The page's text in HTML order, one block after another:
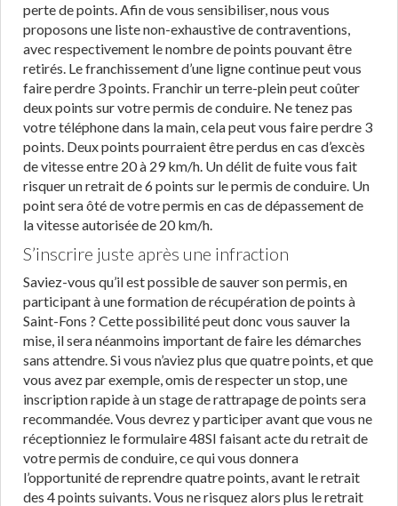
perte de points. Afin de vous sensibiliser, nous vous
proposons une liste non-exhaustive de contraventions,
avec respectivement le nombre de points pouvant être
retirés. Le franchissement d’une ligne continue peut vous
faire perdre 3 points. Franchir un terre-plein peut coûter
deux points sur votre permis de conduire. Ne tenez pas
votre téléphone dans la main, cela peut vous faire perdre 3
points. Deux points pourraient être perdus en cas d’excès
de vitesse entre 20 à 29 km/h. Un délit de fuite vous fait
risquer un retrait de 6 points sur le permis de conduire. Un
point sera ôté de votre permis en cas de dépassement de
la vitesse autorisée de 20 km/h.
S’inscrire juste après une infraction
Saviez-vous qu’il est possible de sauver son permis, en
participant à une formation de récupération de points à
Saint-Fons ? Cette possibilité peut donc vous sauver la
mise, il sera néanmoins important de faire les démarches
sans attendre. Si vous n’aviez plus que quatre points, et que
vous avez par exemple, omis de respecter un stop, une
inscription rapide à un stage de rattrapage de points sera
recommandée. Vous devrez y participer avant que vous ne
réceptionniez le formulaire 48SI faisant acte du retrait de
votre permis de conduire, ce qui vous donnera
l’opportunité de reprendre quatre points, avant le retrait
des 4 points suivants. Vous ne risquez alors plus le retrait